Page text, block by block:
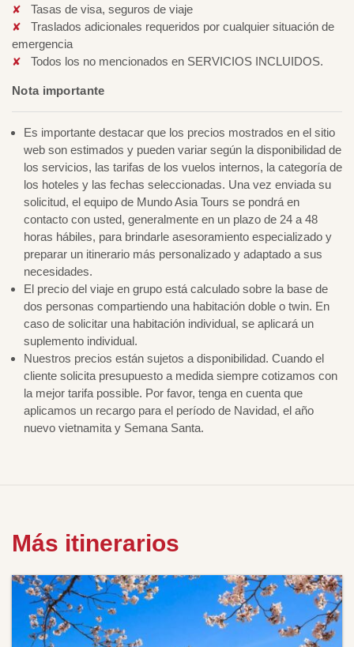
Tasas de visa, seguros de viaje
Traslados adicionales requeridos por cualquier situación de
emergencia
Todos los no mencionados en SERVICIOS INCLUIDOS.
Nota importante
Es importante destacar que los precios mostrados en el sitio
web son estimados y pueden variar según la disponibilidad de
los servicios, las tarifas de los vuelos internos, la categoría de
los hoteles y las fechas seleccionadas. Una vez enviada su
solicitud, el equipo de Mundo Asia Tours se pondrá en
contacto con usted, generalmente en un plazo de 24 a 48
horas hábiles, para brindarle asesoramiento especializado y
preparar un itinerario más personalizado y adaptado a sus
necesidades.
El precio del viaje en grupo está calculado sobre la base de
dos personas compartiendo una habitación doble o twin. En
caso de solicitar una habitación individual, se aplicará un
suplemento individual.
Nuestros precios están sujetos a disponibilidad. Cuando el
cliente solicita presupuesto a medida siempre cotizamos con
la mejor tarifa possible. Por favor, tenga en cuenta que
aplicamos un recargo para el período de Navidad, el año
nuevo vietnamita y Semana Santa.
Más itinerarios